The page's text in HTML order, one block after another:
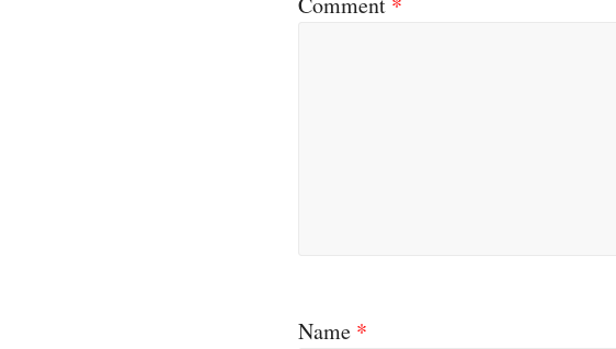
Name *